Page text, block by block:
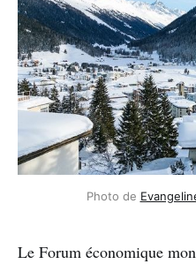
Photo de
Le Forum économique